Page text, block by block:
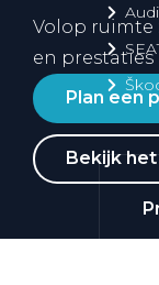
Volop ruimte
en prestaties
Plan een
Bekijk